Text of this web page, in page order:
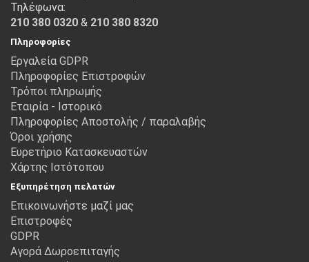
Τηλέφωνα:
210 380 0320 & 210 380 8320
Πληροφορίες
Εργαλεία GDPR
Πληροφορίες Επιστροφών
Τρόποι πληρωμής
Εταιρία - Ιστορικό
Πληροφορίες Αποστολής / παραλαβής
Όροι χρήσης
Ευρετήριο Κατασκευαστών
Χάρτης Ιστότοπου
Εξυπηρέτηση πελατών
Επικοινωνήστε μαζί μας
Επιστροφές
GDPR
Αγορά Δωροεπιταγής